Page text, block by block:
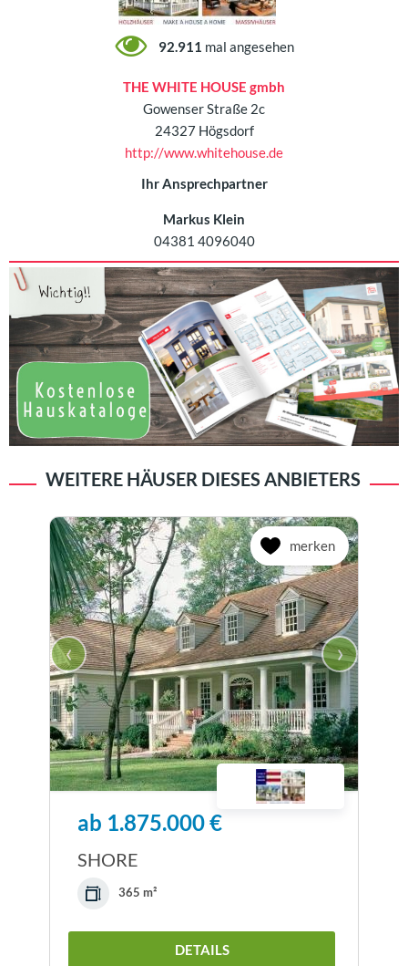
92.911 mal angesehen
THE WHITE HOUSE gmbh
Gowenser Straße 2c
24327 Högsdorf
http://www.whitehouse.de
Ihr Ansprechpartner
Markus Klein
04381 4096040
WEITERE HÄUSER DIESES ANBIETERS
merken
‹ ›
ab 1.875.000 €
SHORE
365 m²
DETAILS